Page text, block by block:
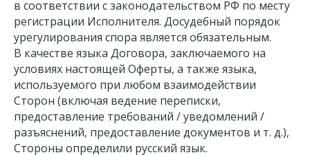
в соответствии с законодательством РФ по месту
регистрации Исполнителя. Досудебный порядок
урегулирования спора является обязательным.
В качестве языка Договора, заключаемого на
условиях настоящей Оферты, а также языка,
используемого при любом взаимодействии
Сторон (включая ведение переписки,
предоставление требований / уведомлений /
разъяснений, предоставление документов и т. д.),
Стороны определили русский язык.